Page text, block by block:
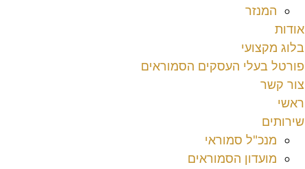
המנזר
אודות
בלוג מקצועי
פורטל בעלי העסקים הסמוראים
צור קשר
ראשי
שירותים
מנכ"ל סמוראי
מועדון הסמוראים